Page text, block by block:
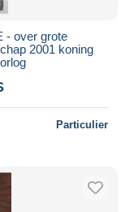
- over grote
2001 koning
Particulier